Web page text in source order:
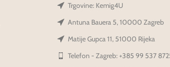
Trgovine: Kemig4U
Antuna Bauera 5, 10000 Zagreb
Matije Gupca 11, 51000 Rijeka
Telefon - Zagreb: +385 99 537